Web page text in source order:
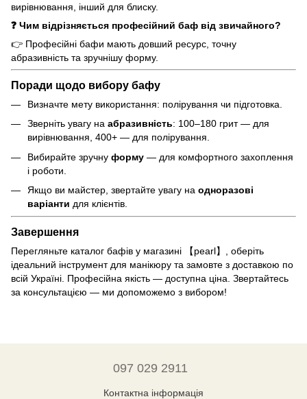
вирівнювання, інший для блиску.
❓ Чим відрізняється професійний баф від звичайного?
👉 Професійні бафи мають довший ресурс, точну
абразивність та зручнішу форму.
Поради щодо вибору бафу
Визначте мету використання: полірування чи підготовка.
Зверніть увагу на абразивність: 100–180 грит — для
вирівнювання, 400+ — для полірування.
Вибирайте зручну форму — для комфортного захоплення
і роботи.
Якщо ви майстер, звертайте увагу на одноразові
варіанти для клієнтів.
Завершення
Перегляньте каталог бафів у магазині 【pearl】, оберіть
ідеальний інструмент для манікюру та замовте з доставкою по
всій Україні. Професійна якість — доступна ціна. Звертайтесь
за консультацією — ми допоможемо з вибором!
097 029 2911
Контактна інформація